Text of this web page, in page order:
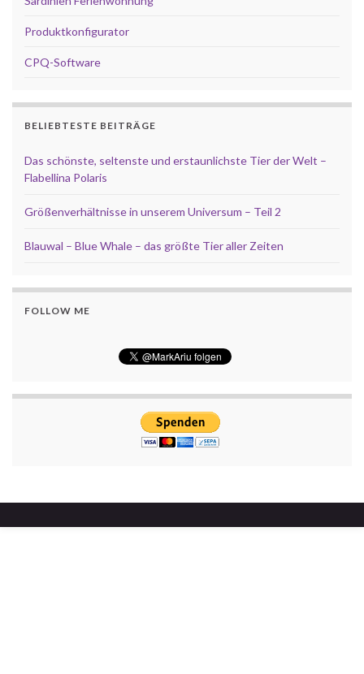
Produktkonfigurator
CPQ-Software
BELIEBTESTE BEITRÄGE
Das schönste, seltenste und erstaunlichste Tier der Welt –
Flabellina Polaris
Größenverhältnisse in unserem Universum – Teil 2
Blauwal – Blue Whale – das größte Tier aller Zeiten
FOLLOW ME